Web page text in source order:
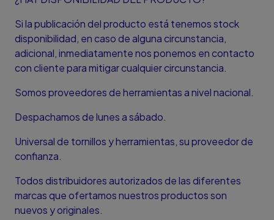
Si la publicación del producto está tenemos stock
disponibilidad, en caso de alguna circunstancia,
adicional, inmediatamente nos ponemos en contacto
con cliente para mitigar cualquier circunstancia.
Somos proveedores de herramientas a nivel nacional.
Despachamos de lunes a sábado.
Universal de tornillos y herramientas, su proveedor de
confianza.
Todos distribuidores autorizados de las diferentes
marcas que ofertamos nuestros productos son
nuevos y originales.